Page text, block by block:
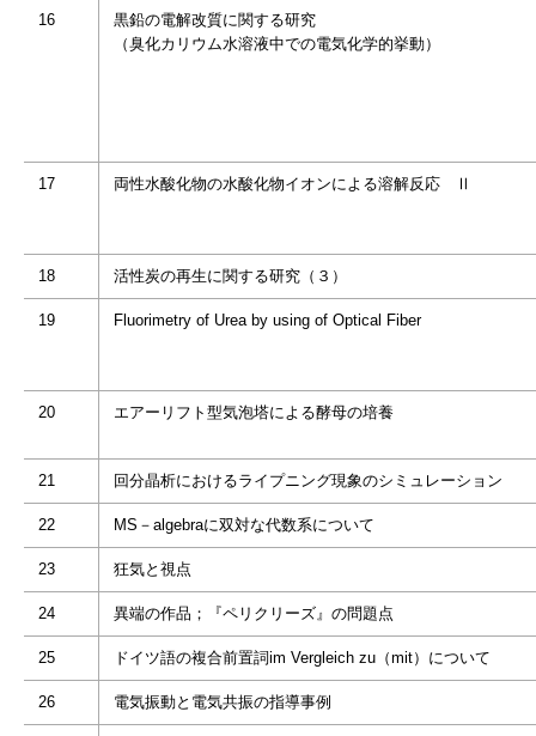
16
黒鉛の電解改質に関する研究
（臭化カリウム水溶液中での電気化学的挙動）
17 両性水酸化物の水酸化物イオンによる溶解反応 Ⅱ
18 活性炭の再生に関する研究（３）
19 Fluorimetry of Urea by using of Optical Fiber
20 エアーリフト型気泡塔による酵母の培養
21 回分晶析におけるライプニング現象のシミュレーション
22 MS－algebraに双対な代数系について
23 狂気と視点
24 異端の作品；『ペリクリーズ』の問題点
25 ドイツ語の複合前置詞im Vergleich zu（mit）について
26 電気振動と電気共振の指導事例